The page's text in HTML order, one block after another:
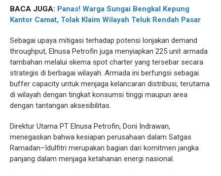
BACA JUGA: Panas! Warga Sungai Bengkal Kepung
Kantor Camat, Tolak Klaim Wilayah Teluk Rendah Pasar
Sebagai upaya mitigasi terhadap potensi lonjakan demand
throughput, Elnusa Petrofin juga menyiapkan 225 unit armada
tambahan melalui skema spot charter yang tersebar secara
strategis di berbagai wilayah. Armada ini berfungsi sebagai
buffer capacity untuk menjaga kelancaran distribusi, terutama
di wilayah dengan tingkat konsumsi tinggi maupun area
dengan tantangan aksesibilitas.
Direktur Utama PT Elnusa Petrofin, Doni Indrawan,
menegaskan bahwa kesiapan perusahaan dalam Satgas
Ramadan–Idulfitri merupakan bagian dari komitmen jangka
panjang dalam menjaga ketahanan energi nasional.